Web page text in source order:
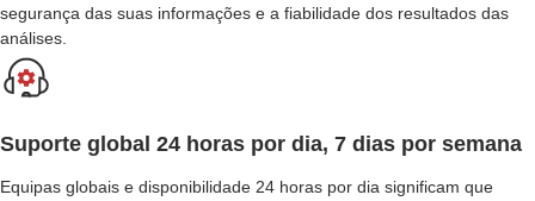
segurança das suas informações e a fiabilidade dos resultados das
análises.
Suporte global 24 horas por dia, 7 dias por semana
Equipas globais e disponibilidade 24 horas por dia significam que